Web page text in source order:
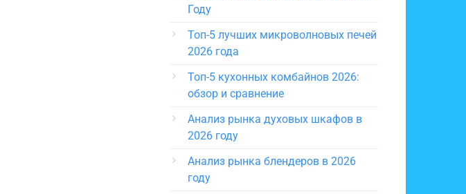
Году
Топ-5 лучших микроволновых печей
2026 года
Топ-5 кухонных комбайнов 2026:
обзор и сравнение
Анализ рынка духовых шкафов в
2026 году
Анализ рынка блендеров в 2026
году